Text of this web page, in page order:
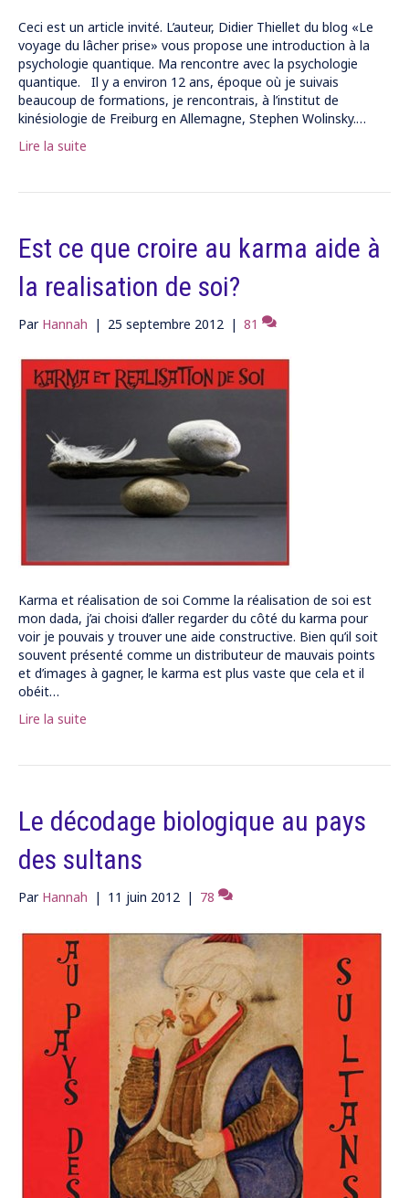
Ceci est un article invité. L’auteur, Didier Thiellet du blog «Le
voyage du lâcher prise» vous propose une introduction à la
psychologie quantique. Ma rencontre avec la psychologie
quantique. Il y a environ 12 ans, époque où je suivais
beaucoup de formations, je rencontrais, à l’institut de
kinésiologie de Freiburg en Allemagne, Stephen Wolinsky.…
Lire la suite
Est ce que croire au karma aide à
la realisation de soi?
Par Hannah | 25 septembre 2012 | 81
Karma et réalisation de soi Comme la réalisation de soi est
mon dada, j’ai choisi d’aller regarder du côté du karma pour
voir je pouvais y trouver une aide constructive. Bien qu’il soit
souvent présenté comme un distributeur de mauvais points
et d’images à gagner, le karma est plus vaste que cela et il
obéit…
Lire la suite
Le décodage biologique au pays
des sultans
Par Hannah | 11 juin 2012 | 78